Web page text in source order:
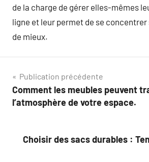
de la charge de gérer elles-mêmes
ligne et leur permet de se concentrer
de mieux.
Navigation
de
Publication précédente
Comment les meubles peuvent
l’atmosphère de votre espace.
Choisir des sacs durables :